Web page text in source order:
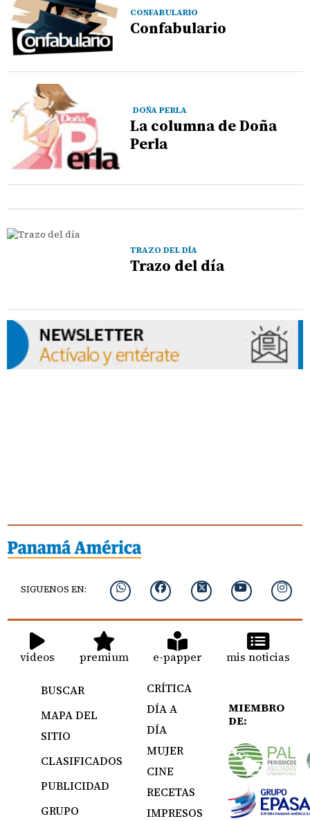
CONFABULARIO
Confabulario
DOÑA PERLA
La columna de Doña
Perla
TRAZO DEL DÍA
Trazo del día
SIGUENOS EN:
videos premium e-papper mis noticias
BUSCAR
MAPA DEL
SITIO
CLASIFICADOS
PUBLICIDAD
GRUPO
CRÍTICA
DÍA A
DÍA
MUJER
CINE
RECETAS
IMPRESOS
MIEMBRO
DE: